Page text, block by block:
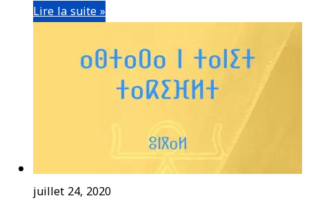
Lire la suite »
juillet 24, 2020